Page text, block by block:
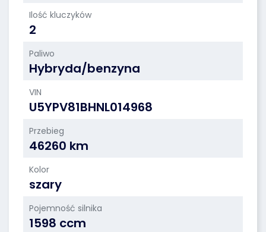
Ilość kluczyków
2
Paliwo
Hybryda/benzyna
VIN
U5YPV81BHNL014968
Przebieg
46260 km
Kolor
szary
Pojemność silnika
1598 ccm